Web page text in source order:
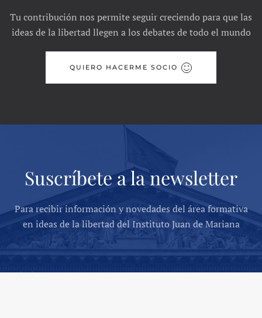
Tu contribución nos permite seguir creciendo para que las
ideas de la libertad llegen a los debates de todo el mundo
QUIERO HACERME SOCIO
Suscríbete a la newsletter
Para recibir información y novedades del área formativa
en ideas de la libertad del Instituto Juan de Mariana